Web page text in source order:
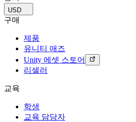
수익화
Unity로 광고하세요
활용 부문
모바일 게임
Unity로 모바일 히트작을 제작하고 성
인디 게임
소규모 팀으로 대작 게임을 출시하세요.
모든 리소스
새로운 기능
블로그
업데이트, 정보, 기술 팁
뉴스
교육 라이선스
자격증
Unity 숙련도를 입증하세요
USD
구매
제품
유니티 애즈
Unity 에셋 스토어
리셀러
교육
학생
교육 담당자